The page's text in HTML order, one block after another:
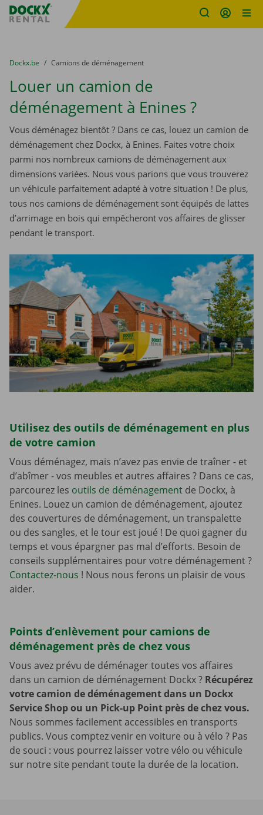
sitename
You are here:
du
Dockx.be to
Camions de déménagement
Louer un camion de
déménagement à Enines ?
Vous déménagez bientôt ? Dans ce cas, louez un camion de
déménagement chez Dockx, à Enines. Faites votre choix
parmi nos nombreux camions de déménagement aux
dimensions variées. Nous vous parions que vous trouverez
un véhicule parfaitement adapté à votre situation ! De plus,
tous nos camions de déménagement sont équipés de lattes
d’arrimage en bois qui empêcheront vos affaires de glisser
pendant le transport.
Utilisez des outils de déménagement en plus
de votre camion
Vous déménagez, mais n’avez pas envie de traîner - et
d’abîmer - vos meubles et autres affaires ? Dans ce cas,
parcourez les outils de déménagement de Dockx, à
Enines. Louez un camion de déménagement, ajoutez
des couvertures de déménagement, un transpalette
ou des sangles, et le tour est joué ! De quoi gagner du
temps et vous épargner pas mal d’efforts. Besoin de
conseils supplémentaires pour votre déménagement ?
Contactez-nous ! Nous nous ferons un plaisir de vous
aider.
Points d’enlèvement pour camions de
déménagement près de chez vous
Vous avez prévu de déménager toutes vos affaires
dans un camion de déménagement Dockx ? Récupérez
votre camion de déménagement dans un Dockx
Service Shop ou un Pick-up Point près de chez vous.
Nous sommes facilement accessibles en transports
publics. Vous comptez venir en voiture ou à vélo ? Pas
de souci : vous pourrez laisser votre vélo ou véhicule
sur notre site pendant toute la durée de la location.